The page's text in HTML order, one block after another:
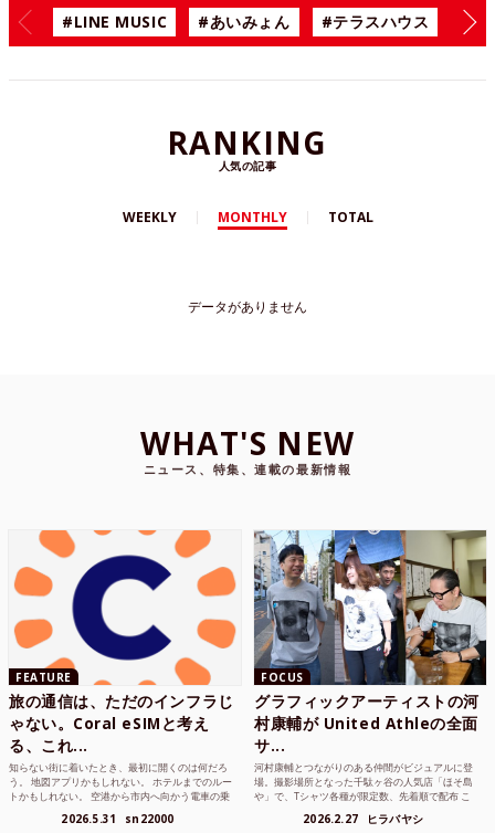
#LINE MUSIC #あいみょん #テラスハウス #
RANKING
人気の記事
WEEKLY MONTHLY TOTAL
データがありません
WHAT'S NEW
ニュース、特集、連載の最新情報
FEATURE
旅の通信は、ただのインフラじ
ゃない。Coral eSIMと考え
る、これ...
知らない街に着いたとき、最初に開くのは何だろ
う。 地図アプリかもしれない。 ホテルまでのルー
トかもしれない。 空港から市内へ向かう電車の乗
して、その街の空...
2026.5.31 sn22000
FOCUS
グラフィックアーティストの河
村康輔が United Athleの全面
サ...
河村康輔とつながりのある仲間がビジュアルに登
場。撮影場所となった千駄ヶ谷の人気店「ほそ島
や」で、Tシャツ各種が限定数、先着順で配布 こ
さまざまな...2026.2.27 ヒラバヤシ